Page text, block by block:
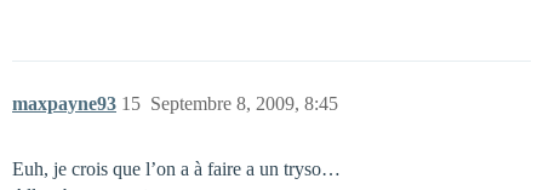
maxpayne93 Septembre 8, 2009, 8:45
15
Euh, je crois que l’on a à faire a un tryso…